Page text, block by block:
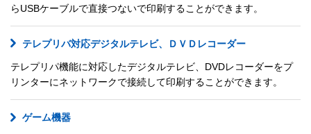
らUSBケーブルで直接つないで印刷することができます。
テレプリバ対応デジタルテレビ、ＤＶＤレコーダー
テレプリパ機能に対応したデジタルテレビ、DVDレコーダーをプ
リンターにネットワークで接続して印刷することができます。
ゲーム機器